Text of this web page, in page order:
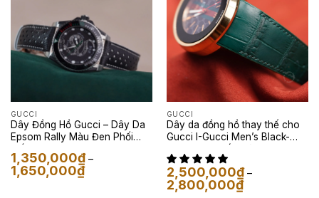
GUCCI
Dây Đồng Hồ Gucci – Dây Da
Epsom Rally Màu Đen Phối
1,350,000₫ –
1,650,000₫Khoảng
giá:
GUCCI
Dây da đồng hồ thay thế cho
Gucci I-Gucci Men’s Black-
2,500,000₫ –
2,800,000₫Khoảng
giá: